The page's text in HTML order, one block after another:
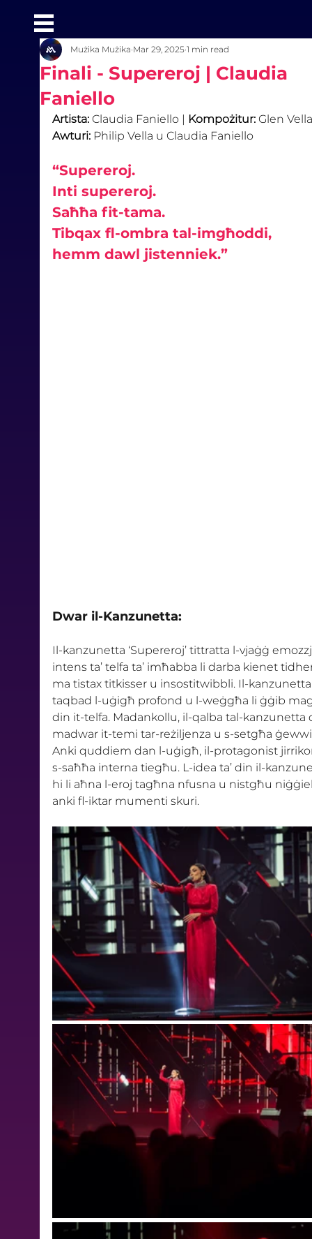
Finali - Supereroj | Claudia
Faniello
Mużika Mużika Mar 29, 2025 1 min read
Artista: Claudia Faniello | Kompożitur: Glen
Awturi: Philip Vella u Claudia Faniello
“Supereroj.
Inti supereroj.
Saħħa fit-tama.
Tibqax fl-ombra tal-imgħoddi,
hemm dawl jistenniek.”
Dwar il-Kanzunetta:
Il-kanzunetta ‘Supereroj’ tittratta l-vjaġġ
intens ta’ telfa ta’ imħabba li darba kienet
ma tistax titkisser u insostitwibbli. Il-
taqbad l-uġigħ profond u l-weġgħa li ġġib
din it-telfa. Madankollu, il-qalba tal-
madwar it-temi tar-reżiljenza u s-setgħa
Anki quddiem dan l-uġigħ, il-protagonist
s-saħħa interna tiegħu. L-idea ta’ din il-
hi li aħna l-eroj tagħna nfusna u nistgħu
anki fl-iktar mumenti skuri.